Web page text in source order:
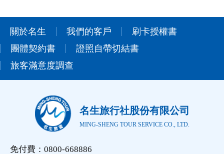
關於名生 我們的客戶
刷卡授權書
團體契約書
證照自帶切結書
旅客滿意度調查
名生旅行社股份有限公司
MING-SHENG TOUR SERVICE CO., LTD.
免付費：0800-668886